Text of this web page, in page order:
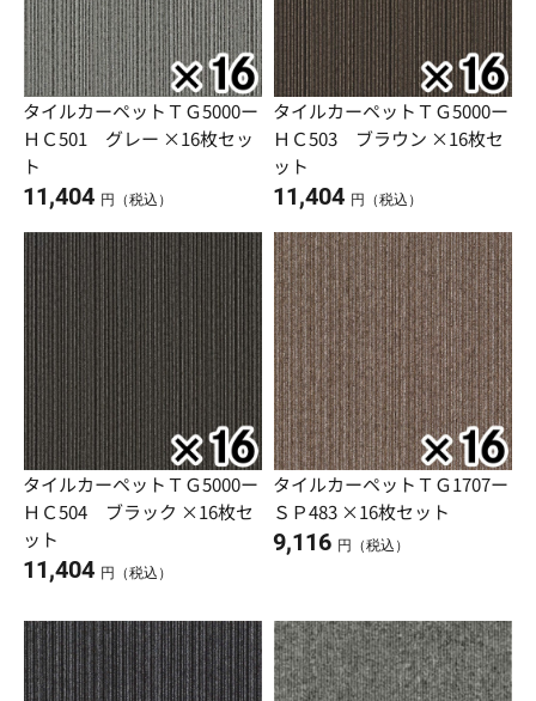
タイルカーペットＴＧ5000ー
ＨＣ501 グレー ×16枚セッ
ト
11,404 円（税込）
タイルカーペットＴＧ5000ー
ＨＣ503 ブラウン ×16枚セ
ット
11,404 円（税込）
タイルカーペットＴＧ5000ー
ＨＣ504 ブラック ×16枚セ
ット
11,404 円（税込）
タイルカーペットＴＧ1707ー
ＳＰ483 ×16枚セット
9,116 円（税込）